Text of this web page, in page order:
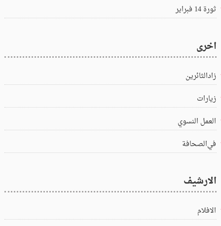
ثورة 14 فبراير
اخرى
زادالثائرين
زيارات
العمل النسوي
في‌الصحافة
الارشيف
الافلام